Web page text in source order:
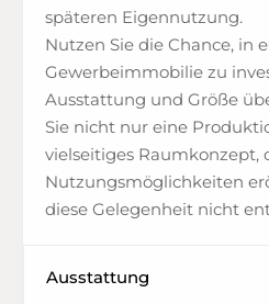
späteren Eigennutzung.
Nutzen Sie die Chance, in
Gewerbeimmobilie zu
Ausstattung und Größe
Sie nicht nur eine
vielseitiges Raumkonzept,
Nutzungsmöglichkeiten
diese Gelegenheit nicht
Ausstattung